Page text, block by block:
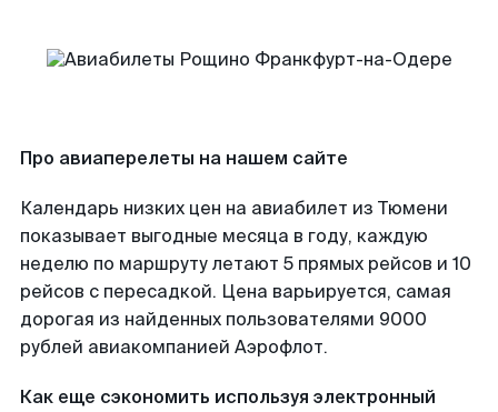
Про авиаперелеты на нашем сайте
Календарь низких цен на авиабилет из Тюмени
показывает выгодные месяца в году, каждую
неделю по маршруту летают 5 прямых рейсов и 10
рейсов с пересадкой. Цена варьируется, самая
дорогая из найденных пользователями 9000
рублей авиакомпанией Аэрофлот.
Как еще сэкономить используя электронный